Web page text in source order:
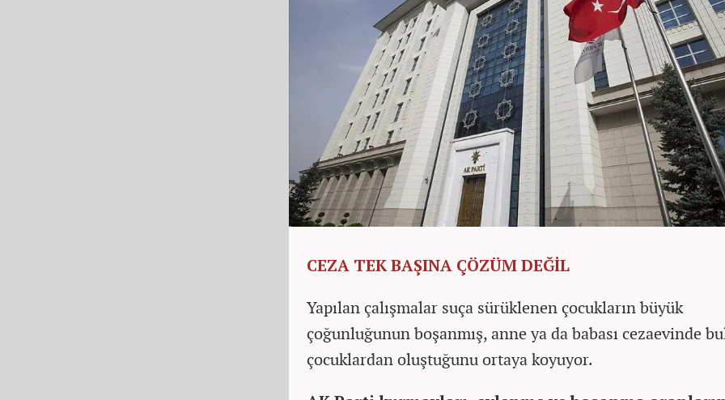
CEZA TEK BAŞINA ÇÖZÜM DEĞİL
Yapılan çalışmalar suça sürüklenen çocukların büyük
çoğunluğunun boşanmış, anne ya da babası cezaevinde
çocuklardan oluştuğunu ortaya koyuyor.